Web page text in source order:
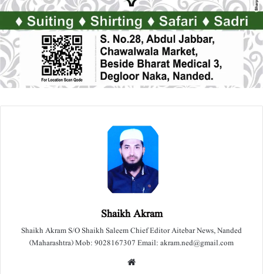
Shaikh Akram
Shaikh Akram S/O Shaikh Saleem Chief Editor Aitebar News, Nanded
(Maharashtra) Mob: 9028167307 Email: akram.ned@gmail.com